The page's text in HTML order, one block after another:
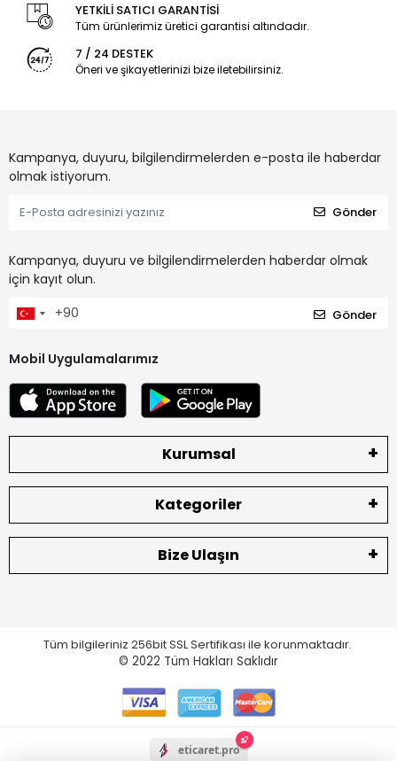
YETKİLİ SATICI GARANTİSİ
Tüm ürünlerimiz üretici garantisi altındadır.
7 / 24 DESTEK
Öneri ve şikayetlerinizi bize iletebilirsiniz.
Kampanya, duyuru, bilgilendirmelerden e-posta ile haberdar
olmak istiyorum.
Gönder
Kampanya, duyuru ve bilgilendirmelerden haberdar olmak
için kayıt olun.
Gönder
Mobil Uygulamalarımız
Kurumsal
Kategoriler
Bize Ulaşın
Tüm bilgileriniz 256bit SSL Sertifikası ile korunmaktadır.
© 2022 Tüm Hakları Saklıdır
eticaret.pro